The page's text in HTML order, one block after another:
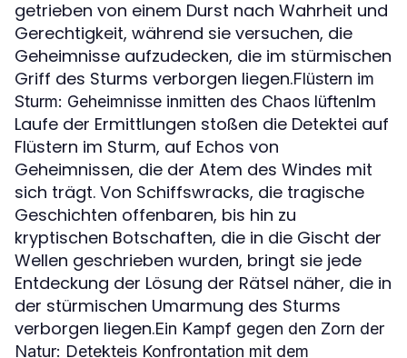
getrieben von einem Durst nach Wahrheit und
Gerechtigkeit, während sie versuchen, die
Geheimnisse aufzudecken, die im stürmischen
Griff des Sturms verborgen liegen.Flüstern im
Sturm: Geheimnisse inmitten des Chaos lüftenIm
Laufe der Ermittlungen stoßen die Detektei auf
Flüstern im Sturm, auf Echos von
Geheimnissen, die der Atem des Windes mit
sich trägt. Von Schiffswracks, die tragische
Geschichten offenbaren, bis hin zu
kryptischen Botschaften, die in die Gischt der
Wellen geschrieben wurden, bringt sie jede
Entdeckung der Lösung der Rätsel näher, die in
der stürmischen Umarmung des Sturms
verborgen liegen.Ein Kampf gegen den Zorn der
Natur: Detekteis Konfrontation mit dem